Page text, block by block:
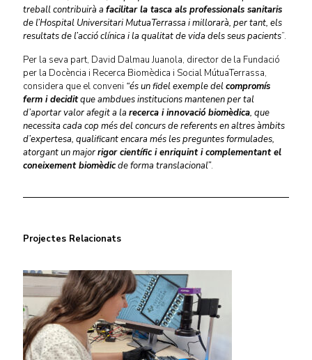
treball contribuirà a facilitar la tasca als professionals sanitaris
de l’Hospital Universitari MutuaTerrassa i millorarà, per tant, els
resultats de l’acció clínica i la qualitat de vida dels seus pacients”.
Per la seva part, David Dalmau Juanola, director de la Fundació
per la Docència i Recerca Biomèdica i Social MútuaTerrassa,
considera que el conveni “és un fidel exemple delcompromís
ferm i deciditque ambdues institucions mantenen per tal
d’aportar valor afegit a la recerca i innovació biomèdica, que
necessita cada cop més del concurs de referents en altres àmbits
d’expertesa, qualificant encara més les preguntes formulades,
atorgant un majorrigor científic i enriquint i complementant el
coneixement biomèdicde forma translacional”.
Projectes Relacionats